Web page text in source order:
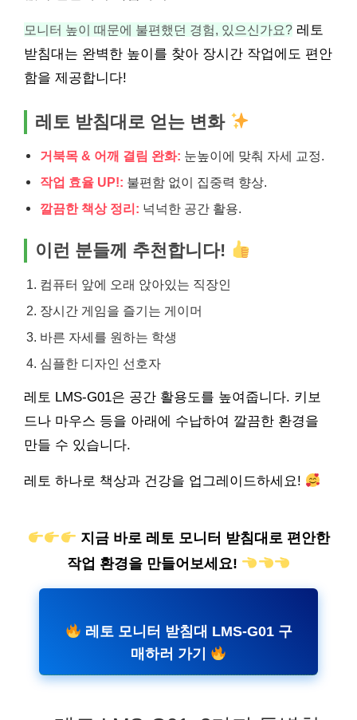
모니터 높이 때문에 불편했던 경험, 있으신가요? 레토
받침대는 완벽한 높이를 찾아 장시간 작업에도 편안
함을 제공합니다!
레토 받침대로 얻는 변화
거북목 & 어깨 결림 완화: 눈높이에 맞춰 자세 교정.
작업 효율 UP!: 불편함 없이 집중력 향상.
깔끔한 책상 정리: 넉넉한 공간 활용.
이런 분들께 추천합니다!
컴퓨터 앞에 오래 앉아있는 직장인
장시간 게임을 즐기는 게이머
바른 자세를 원하는 학생
심플한 디자인 선호자
레토 LMS-G01은 공간 활용도를 높여줍니다. 키보
드나 마우스 등을 아래에 수납하여 깔끔한 환경을
만들 수 있습니다.
레토 하나로 책상과 건강을 업그레이드하세요!
지금 바로 레토 모니터 받침대로 편안한
작업 환경을 만들어보세요!
레토 모니터 받침대 LMS-G01 구
매하러 가기